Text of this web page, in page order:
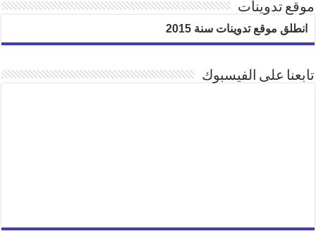
موقع تدوينات
انطلق موقع تدوينات سنة 2015
تابعنا على الفيسبوك